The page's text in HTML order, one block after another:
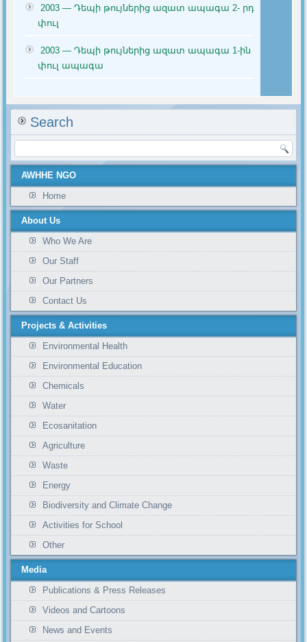
2003 — Դեպի թույներից ազատ ապագա 2- րդ
փուլ
2003 — Դեպի թույներից ազատ ապագա 1-ին
փուլ ապագա
Search
AWHHE NGO
Home
About Us
Who We Are
Our Staff
Our Partners
Contact Us
Projects & Activities
Environmental Health
Environmental Education
Chemicals
Water
Ecosanitation
Agriculture
Waste
Energy
Biodiversity and Climate Change
Activities for School
Other
Media
Publications & Press Releases
Videos and Cartoons
News and Events